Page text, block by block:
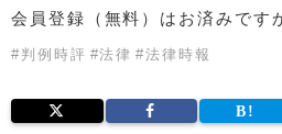
会員登録（無料）はお済みです
# 判例時評 #法律 #法律時報